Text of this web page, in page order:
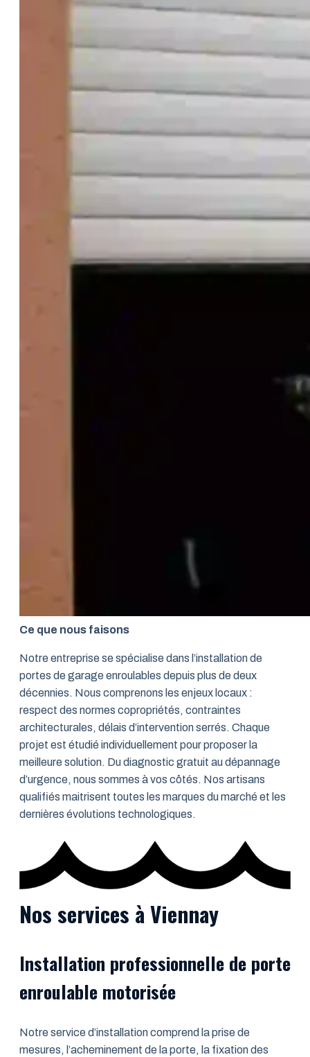
Ce que nous faisons
Notre entreprise se spécialise dans l’installation de
portes de garage enroulables depuis plus de deux
décennies. Nous comprenons les enjeux locaux :
respect des normes copropriétés, contraintes
architecturales, délais d’intervention serrés. Chaque
projet est étudié individuellement pour proposer la
meilleure solution. Du diagnostic gratuit au dépannage
d’urgence, nous sommes à vos côtés. Nos artisans
qualifiés maitrisent toutes les marques du marché et les
dernières évolutions technologiques.
Nos services à Viennay
Installation professionnelle de porte
enroulable motorisée
Notre service d’installation comprend la prise de
mesures, l’acheminement de la porte, la fixation des